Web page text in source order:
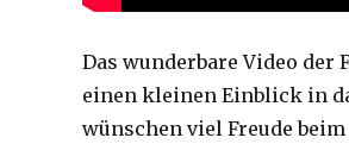
Das wunderbare Video
einen kleinen Einblick in
wünschen viel Freude beim